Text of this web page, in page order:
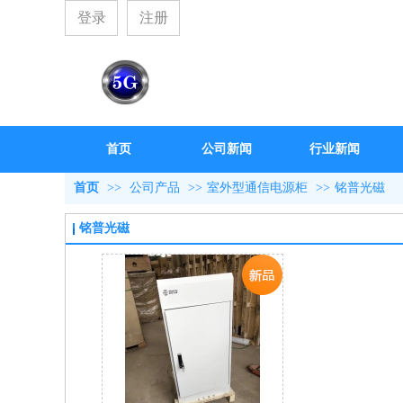
登录 注册
首页 公司新闻 行业新闻
首页 >> 公司产品 >> 室外型通信电源柜 >> 铭普光磁
铭普光磁